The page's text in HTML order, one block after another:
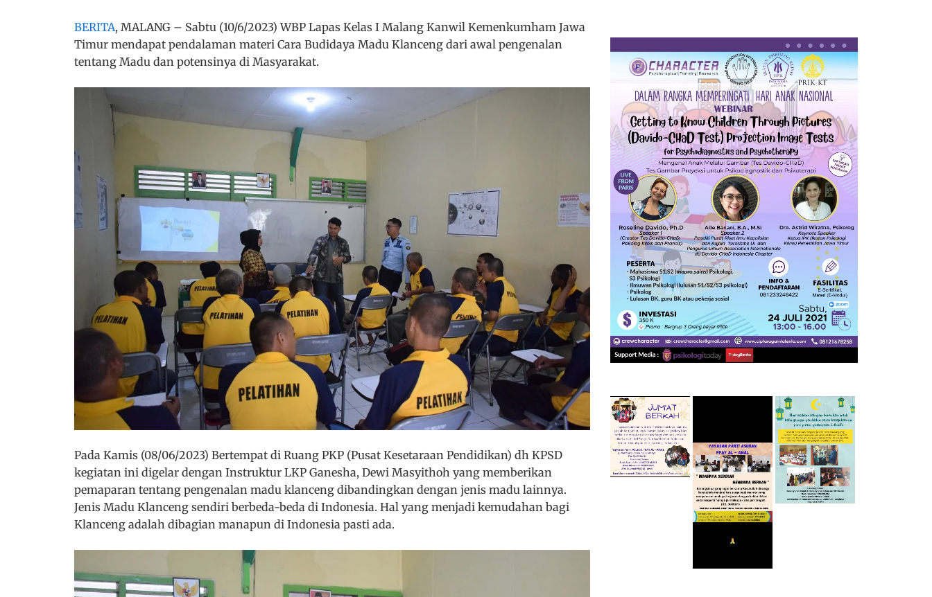
BERITA, MALANG – Sabtu (10/6/2023) WBP Lapas Kelas I Malang Kanwil Kemenkumham Jawa
Timur mendapat pendalaman materi Cara Budidaya Madu Klanceng dari awal pengenalan
tentang Madu dan potensinya di Masyarakat.
Pada Kamis (08/06/2023) Bertempat di Ruang PKP (Pusat Kesetaraan Pendidikan) dh KPSD
kegiatan ini digelar dengan Instruktur LKP Ganesha, Dewi Masyithoh yang memberikan
pemaparan tentang pengenalan madu klanceng dibandingkan dengan jenis madu lainnya.
Jenis Madu Klanceng sendiri berbeda-beda di Indonesia. Hal yang menjadi kemudahan bagi
Klanceng adalah dibagian manapun di Indonesia pasti ada.